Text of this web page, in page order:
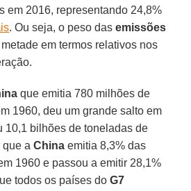
em 2016, representando 24,8%
. Ou seja, o peso dasemissões
em termos relativos nos
que emitia 780 milhões de
1960, deu um grande salto em
10,1 bilhões de toneladas de
que aChina emitia 8,3% das
1960 e passou a emitir 28,1%
todos os países doG7